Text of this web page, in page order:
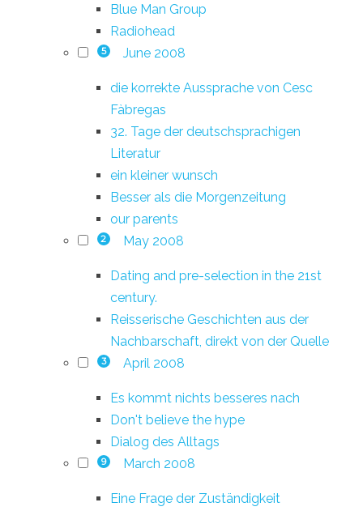
Blue Man Group
Radiohead
5 June 2008
die korrekte Aussprache von Cesc
Fàbregas
32. Tage der deutschsprachigen
Literatur
ein kleiner wunsch
Besser als die Morgenzeitung
our parents
2 May 2008
Dating and pre-selection in the 21st
century.
Reisserische Geschichten aus der
Nachbarschaft, direkt von der Quelle
3 April 2008
Es kommt nichts besseres nach
Don't believe the hype
Dialog des Alltags
9 March 2008
Eine Frage der Zuständigkeit